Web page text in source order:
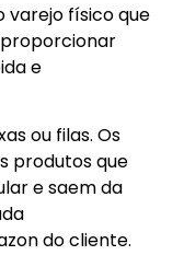
varejo físico que
e
ou filas. Os
produtos que
e saem da
do cliente.